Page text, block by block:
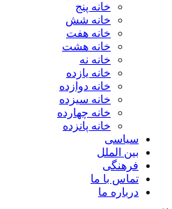
خانه پنج
خانه شش
خانه هفت
خانه هشت
خانه نه
خانه یازده
خانه دوازده
خانه سیزده
خانه چهارده
خانه پانزده
سیاسی
بین الملل
فرهنگی
تماس با ما
درباره ما